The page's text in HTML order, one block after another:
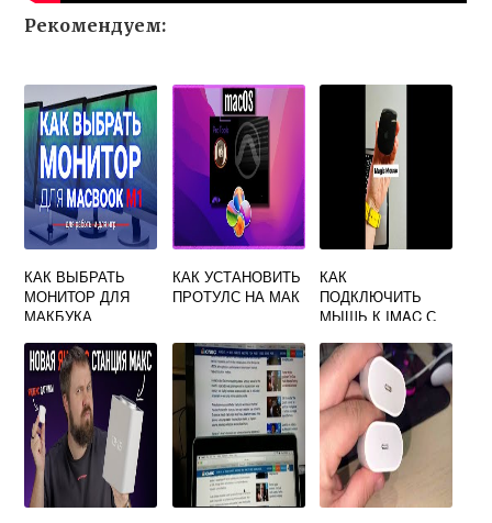
Рекомендуем:
КАК ВЫБРАТЬ
МОНИТОР ДЛЯ
МАКБУКА
КАК УСТАНОВИТЬ
ПРОТУЛС НА МАК
КАК
ПОДКЛЮЧИТЬ
МЫШЬ К IMAC С
КЛАВИАТУРЫ